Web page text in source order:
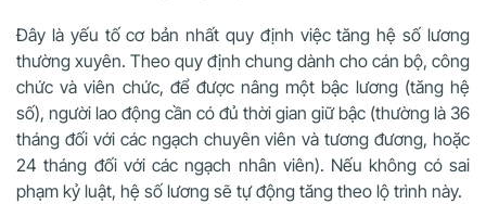
Đây là yếu tố cơ bản nhất quy định việc tăng hệ số lương
thường xuyên. Theo quy định chung dành cho cán bộ, công
chức và viên chức, để được nâng một bậc lương (tăng hệ
số), người lao động cần có đủ thời gian giữ bậc (thường là 36
tháng đối với các ngạch chuyên viên và tương đương, hoặc
24 tháng đối với các ngạch nhân viên). Nếu không có sai
phạm kỷ luật, hệ số lương sẽ tự động tăng theo lộ trình này.